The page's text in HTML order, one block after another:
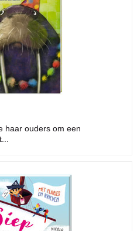
haar ouders om een